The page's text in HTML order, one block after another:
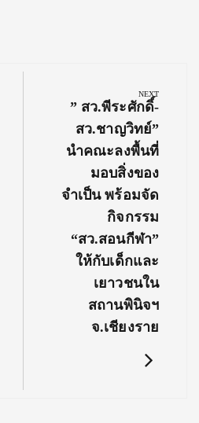
NEXT
Next
Post:
” สว.พีระศักดิ์-
สว.ชาญวิทย์”
นำคณะลงพื้นที่
มอบสิ่งของ
จำเป็น พร้อมจัด
กิจกรรม
“สว.สอนกีฬา”
ให้กับเด็กและ
เยาวชนใน
สถานพินิจฯ
จ.เชียงราย